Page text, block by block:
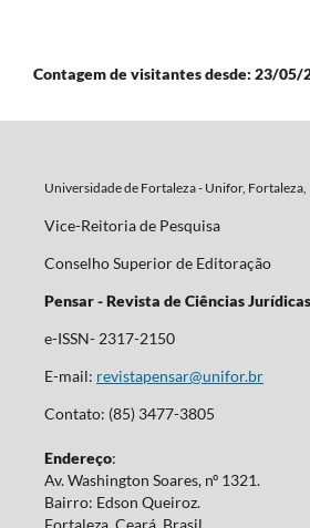
Contagem de visitantes desde: 23/05/
Universidade de Fortaleza - Unifor, Fortaleza,
Vice-Reitoria de Pesquisa
Conselho Superior de Editoração
Pensar - Revista de Ciências Jurídicas
e-ISSN- 2317-2150
E-mail: revistapensar@unifor.br
Contato: (85) 3477-3805
Endereço:
Av. Washington Soares, nº 1321.
Bairro: Edson Queiroz.
Fortaleza, Ceará, Brasil.